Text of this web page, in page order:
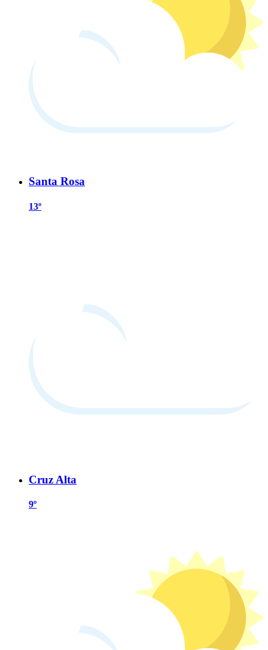
Santa Rosa
13º
Cruz Alta
9º